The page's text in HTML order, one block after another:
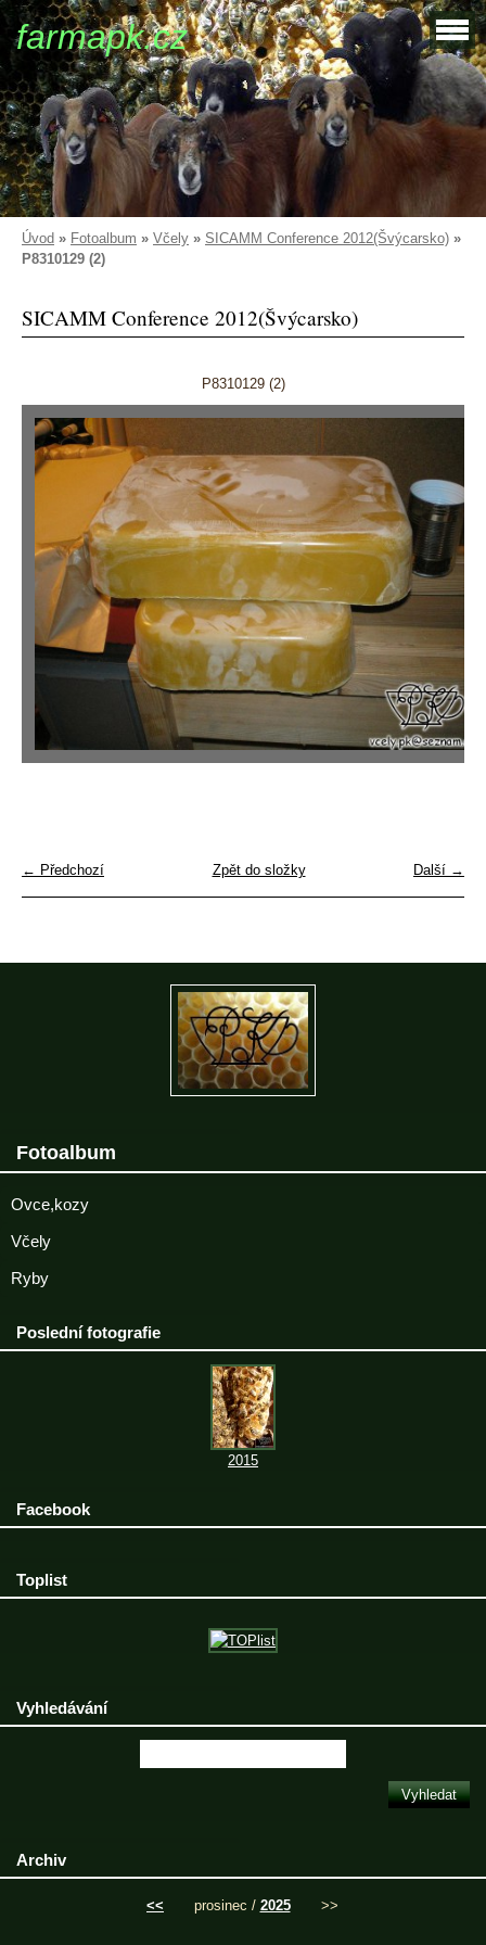
farmapk.cz
Úvod » Fotoalbum » Včely » SICAMM Conference 2012(Švýcarsko) »
P8310129 (2)
SICAMM Conference 2012(Švýcarsko)
P8310129 (2)
← Předchozí Další →
Zpět do složky
Fotoalbum
Ovce,kozy
Včely
Ryby
Poslední fotografie
2015
Facebook
Toplist
Vyhledávání
Archiv
<< prosinec / 2025 >>